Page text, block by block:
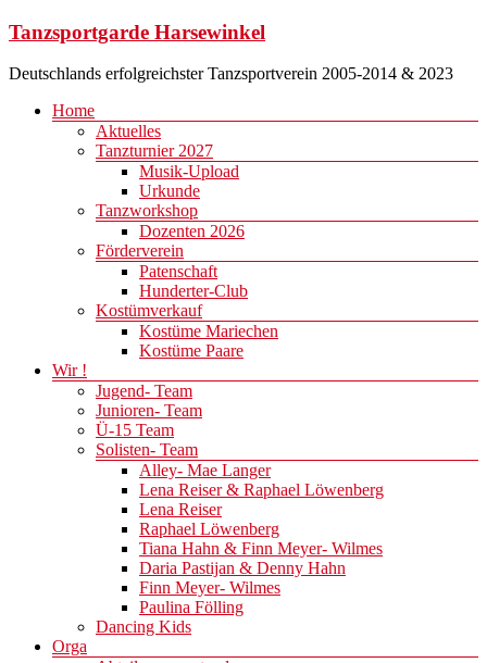
Zum
springen
Tanzsportgarde Harsewinkel
Deutschlands erfolgreichster Tanzsportverein 2005-2014 & 2023
Menü
Home
Aktuelles
Tanzturnier 2027
Musik-Upload
Urkunde
Tanzworkshop
Dozenten 2026
Förderverein
Patenschaft
Hunderter-Club
Kostümverkauf
Kostüme Mariechen
Kostüme Paare
Wir !
Jugend- Team
Junioren- Team
Ü-15 Team
Solisten- Team
Alley- Mae Langer
Lena Reiser & Raphael Löwenberg
Lena Reiser
Raphael Löwenberg
Tiana Hahn & Finn Meyer- Wilmes
Daria Pastijan & Denny Hahn
Finn Meyer- Wilmes
Paulina Fölling
Dancing Kids
Orga